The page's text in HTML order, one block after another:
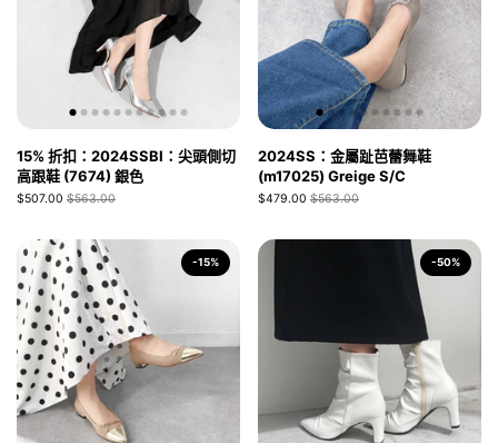
15% 折扣：2024SSBI：尖頭側切
高跟鞋 (7674) 銀色
$507.00 $563.00
2024SS：金屬趾芭蕾舞鞋
(m17025) Greige S/C
$479.00 $563.00
-15% -50%